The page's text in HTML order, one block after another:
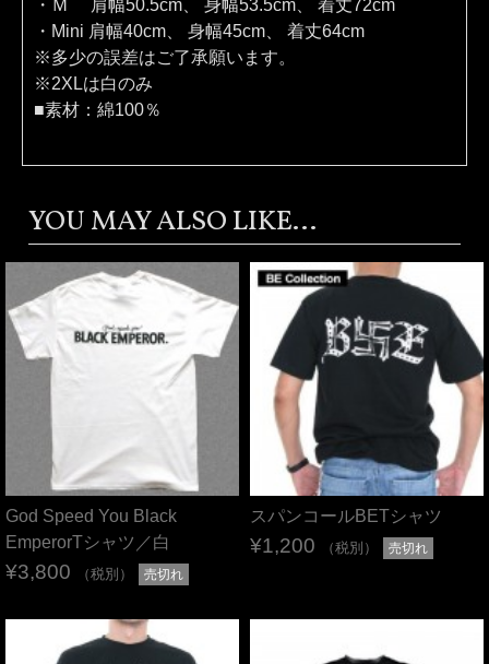
・Ｍ 肩幅50.5cm、 身幅53.5cm、 着丈72cm
・Mini 肩幅40cm、 身幅45cm、 着丈64cm
※多少の誤差はご了承願います。
※2XLは白のみ
■素材：綿100％
YOU MAY ALSO LIKE...
God Speed You Black
EmperorTシャツ／白
¥3,800 （税別） 売切れ
スパンコールBETシャツ
¥1,200 （税別） 売切れ